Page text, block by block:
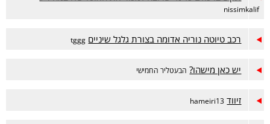
nissimkalif
רכב טיוטה נוריה אדומה בצורת גלגל שיניים tggg
יש כאן מישהו? הבעטליר החמישי
זיווד hameiri13